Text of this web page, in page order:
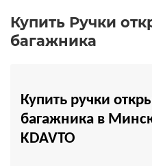
Купить Ручки
багажника
Купить ручки
багажника в
KDAVTO